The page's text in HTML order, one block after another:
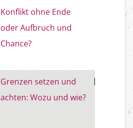
Konflikt ohne Ende
oder Aufbruch und
Chance?
Neustadt
Grenzen setzen und
achten: Wozu und wie?